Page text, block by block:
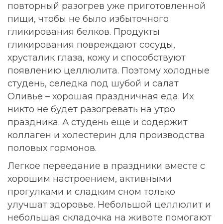
повторный разогрев уже приготовленной
пищи, чтобы не было избыточного
гликирования белков. Продукты
гликирования повреждают сосуды,
хрусталик глаза, кожу и способствуют
появлению целлюлита. Поэтому холодные
студень, селедка под шубой и салат
Оливье – хорошая праздничная еда. Их
никто не будет разогревать на утро
праздника. А студень еще и содержит
коллаген и холестерин для производства
половых гормонов.
Легкое переедание в праздники вместе с
хорошим настроением, активными
прогулками и сладким сном только
улучшат здоровье. Небольшой целлюлит и
небольшая складочка на животе помогают